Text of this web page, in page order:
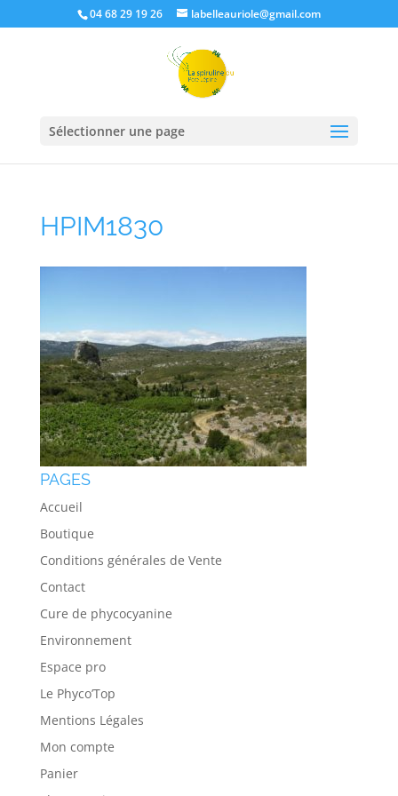
04 68 29 19 26 labelleauriole@gmail.com
Sélectionner une page
HPIM1830
PAGES
Accueil
Boutique
Conditions générales de Vente
Contact
Cure de phycocyanine
Environnement
Espace pro
Le Phyco’Top
Mentions Légales
Mon compte
Panier